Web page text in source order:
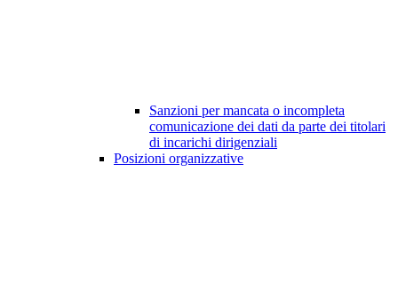
Sanzioni per mancata o incompleta
comunicazione dei dati da parte dei titolari
di incarichi dirigenziali
Posizioni organizzative